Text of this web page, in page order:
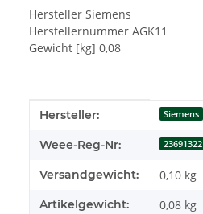
Hersteller Siemens
Herstellernummer AGK11
Gewicht [kg] 0,08
Produkteigenschaft
Wert
Hersteller: Siemens
Weee-Reg-Nr: 23691322
Versandgewicht: 0,10 kg
Artikelgewicht: 0,08 kg